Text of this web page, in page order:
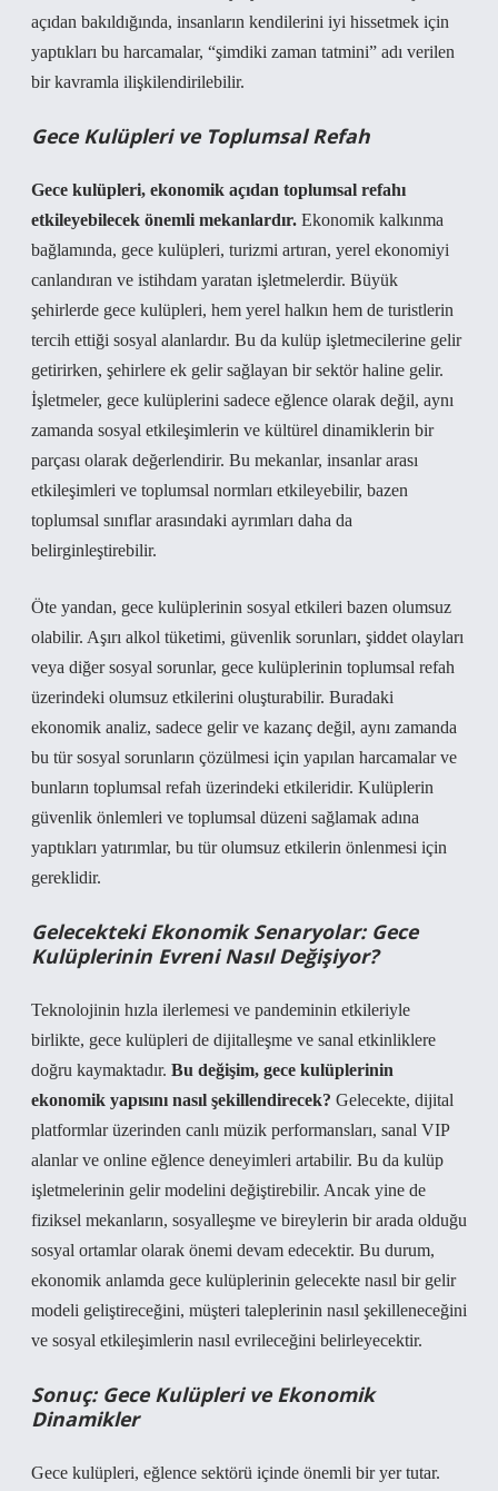
açıdan bakıldığında, insanların kendilerini iyi hissetmek için
yaptıkları bu harcamalar, “şimdiki zaman tatmini” adı verilen
bir kavramla ilişkilendirilebilir.
Gece Kulüpleri ve Toplumsal Refah
Gece kulüpleri, ekonomik açıdan toplumsal refahı
etkileyebilecek önemli mekanlardır. Ekonomik kalkınma
bağlamında, gece kulüpleri, turizmi artıran, yerel ekonomiyi
canlandıran ve istihdam yaratan işletmelerdir. Büyük
şehirlerde gece kulüpleri, hem yerel halkın hem de turistlerin
tercih ettiği sosyal alanlardır. Bu da kulüp işletmecilerine gelir
getirirken, şehirlere ek gelir sağlayan bir sektör haline gelir.
İşletmeler, gece kulüplerini sadece eğlence olarak değil, aynı
zamanda sosyal etkileşimlerin ve kültürel dinamiklerin bir
parçası olarak değerlendirir. Bu mekanlar, insanlar arası
etkileşimleri ve toplumsal normları etkileyebilir, bazen
toplumsal sınıflar arasındaki ayrımları daha da
belirginleştirebilir.
Öte yandan, gece kulüplerinin sosyal etkileri bazen olumsuz
olabilir. Aşırı alkol tüketimi, güvenlik sorunları, şiddet olayları
veya diğer sosyal sorunlar, gece kulüplerinin toplumsal refah
üzerindeki olumsuz etkilerini oluşturabilir. Buradaki
ekonomik analiz, sadece gelir ve kazanç değil, aynı zamanda
bu tür sosyal sorunların çözülmesi için yapılan harcamalar ve
bunların toplumsal refah üzerindeki etkileridir. Kulüplerin
güvenlik önlemleri ve toplumsal düzeni sağlamak adına
yaptıkları yatırımlar, bu tür olumsuz etkilerin önlenmesi için
gereklidir.
Gelecekteki Ekonomik Senaryolar: Gece
Kulüplerinin Evreni Nasıl Değişiyor?
Teknolojinin hızla ilerlemesi ve pandeminin etkileriyle
birlikte, gece kulüpleri de dijitalleşme ve sanal etkinliklere
doğru kaymaktadır. Bu değişim, gece kulüplerinin
ekonomik yapısını nasıl şekillendirecek? Gelecekte, dijital
platformlar üzerinden canlı müzik performansları, sanal VIP
alanlar ve online eğlence deneyimleri artabilir. Bu da kulüp
işletmelerinin gelir modelini değiştirebilir. Ancak yine de
fiziksel mekanların, sosyalleşme ve bireylerin bir arada olduğu
sosyal ortamlar olarak önemi devam edecektir. Bu durum,
ekonomik anlamda gece kulüplerinin gelecekte nasıl bir gelir
modeli geliştireceğini, müşteri taleplerinin nasıl şekilleneceğini
ve sosyal etkileşimlerin nasıl evrileceğini belirleyecektir.
Sonuç: Gece Kulüpleri ve Ekonomik
Dinamikler
Gece kulüpleri, eğlence sektörü içinde önemli bir yer tutar.